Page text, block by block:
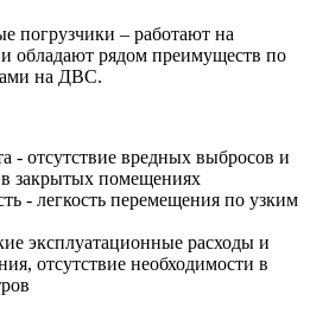
погрузчики – работают на
и обладают рядом преимуществ по
на ДВС.
- отсутствие вредных выбросов и
закрытых помещениях
- легкость перемещения по узким
эксплуатационные расходы и
отсутствие необходимости в